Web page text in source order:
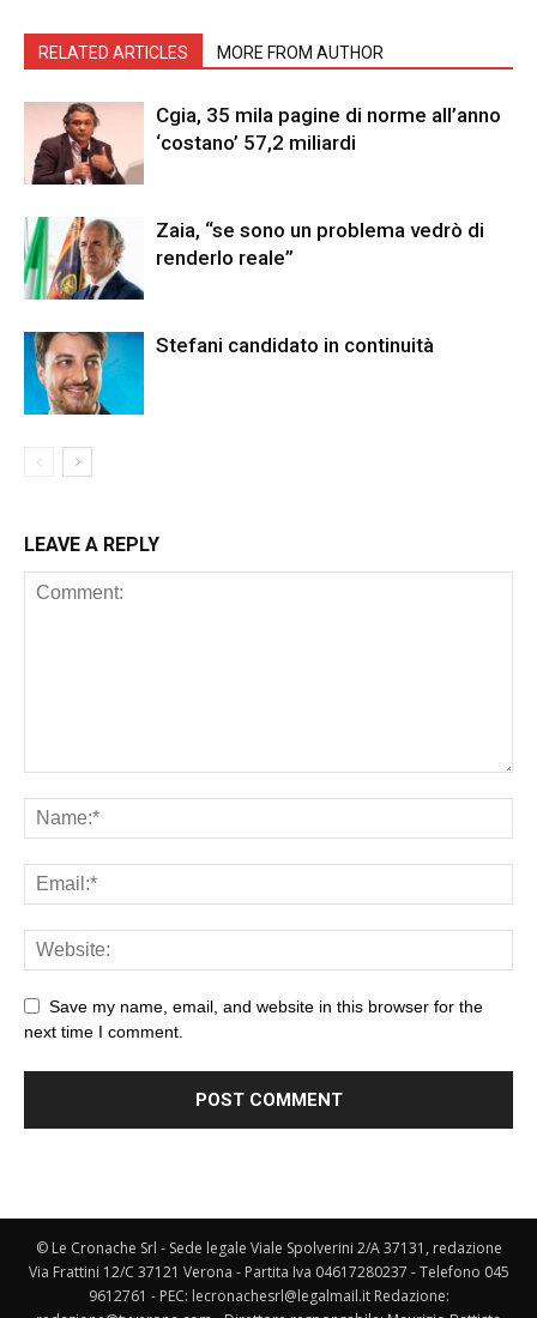
RELATED ARTICLES MORE FROM AUTHOR
Cgia, 35 mila pagine di norme all’anno
‘costano’ 57,2 miliardi
Zaia, “se sono un problema vedrò di
renderlo reale”
Stefani candidato in continuità
LEAVE A REPLY
Save my name, email, and website in this browser for the
next time I comment.
© Le Cronache Srl - Sede legale Viale Spolverini 2/A 37131, redazione
Via Frattini 12/C 37121 Verona - Partita Iva 04617280237 - Telefono 045
9612761 - PEC: lecronachesrl@legalmail.it Redazione: